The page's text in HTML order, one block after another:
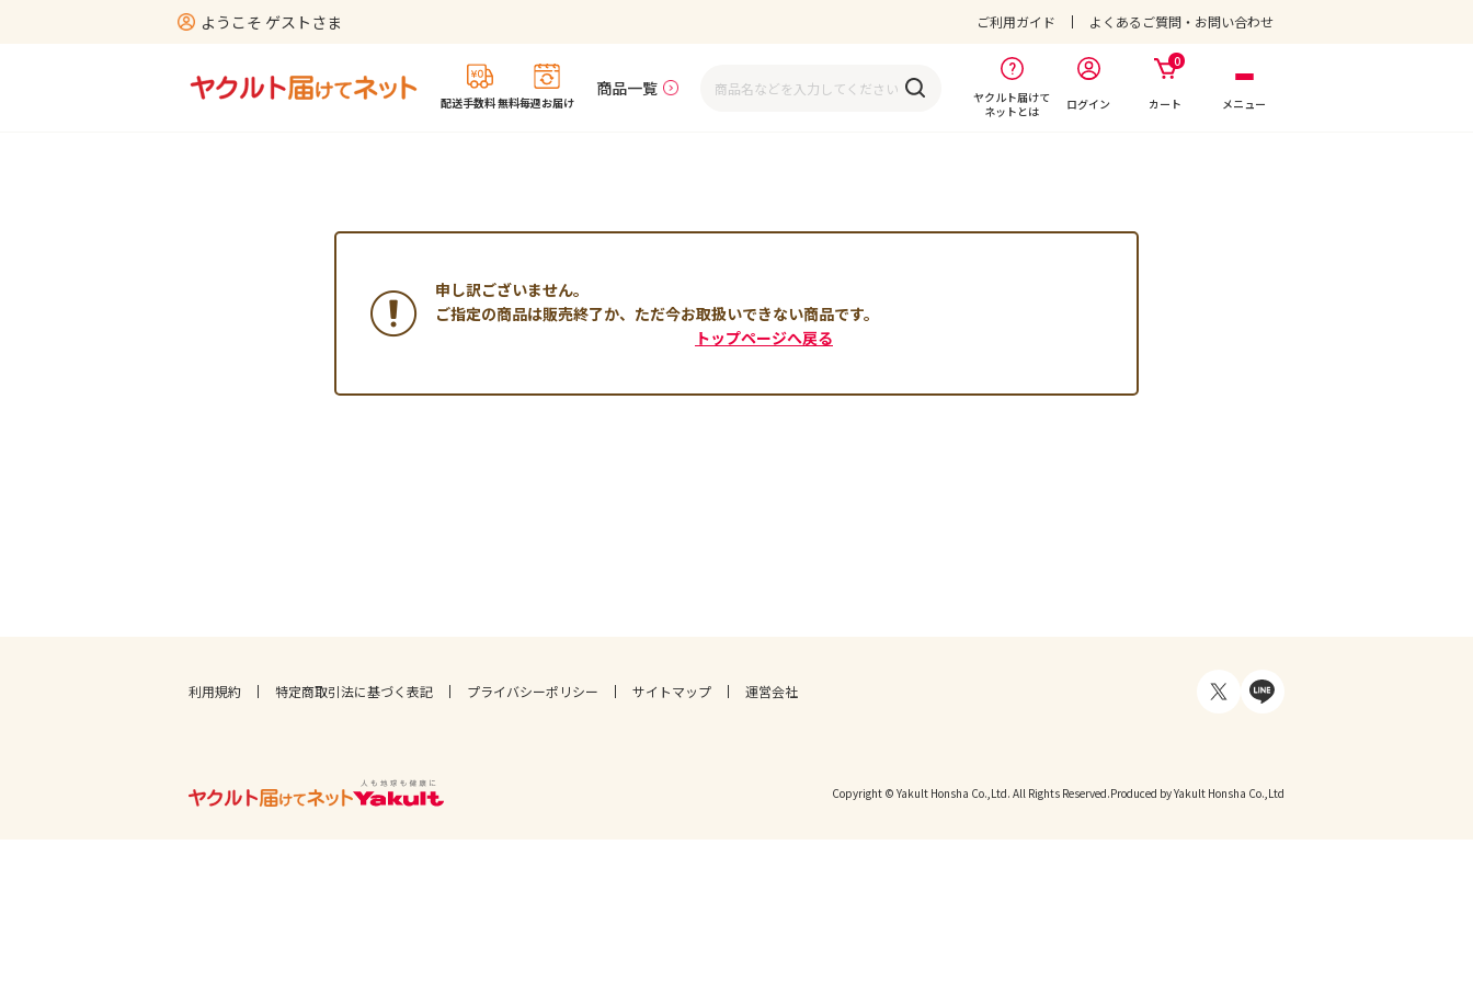
ようこそ ゲストさま ご利用ガイド よくあるご質問・お問い合わせ
配送手数料 無料毎週お届け
商品一覧
ヤクルト届けて
ネットとは
ログイン
0
カート メニュー
申し訳ございません。
ご指定の商品は販売終了か、ただ今お取扱いできない商品です。
トップページへ戻る
利用規約 特定商取引法に基づく表記 プライバシーポリシー サイトマップ 運営会社
Copyright © Yakult Honsha Co.,Ltd. All Rights Reserved.Produced by Yakult Honsha Co.,Ltd